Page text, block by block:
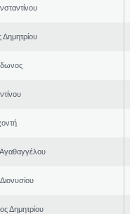
Δημητρίου
Δημητρίου